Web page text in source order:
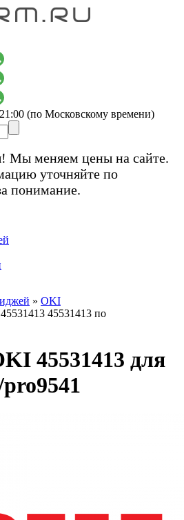
(по Московскому времени)
Мы меняем цены на сайте.
уточняйте по
понимание.
» OKI
45531413 по
45531413 для
pro9541